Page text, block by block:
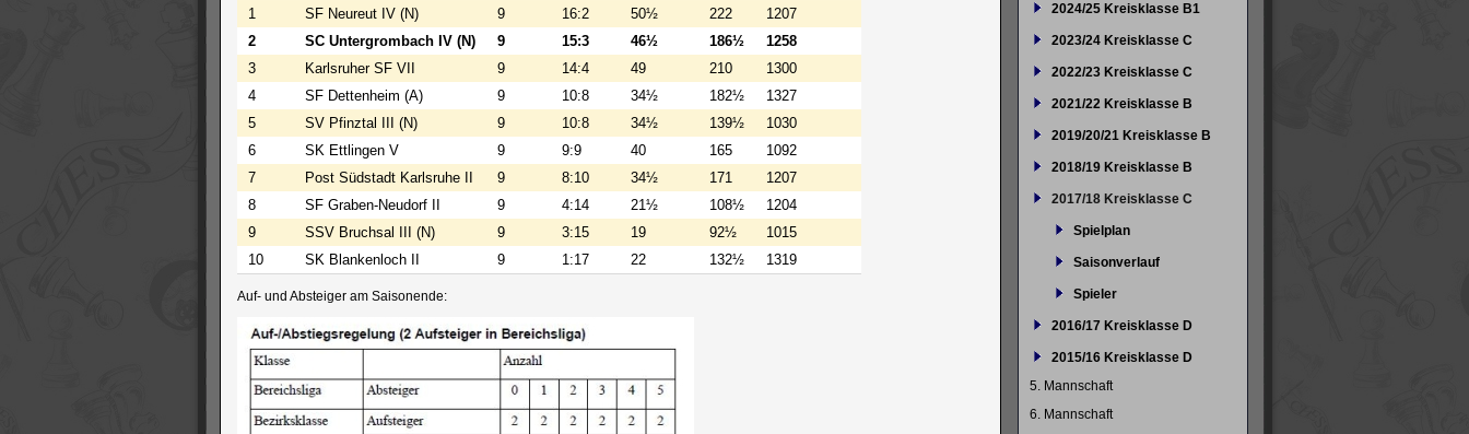
1
SF Neureut IV (N) 9 16:2 50½ 222
1207
2
SC Untergrombach IV (N) 9 15:3 46½ 186½
1258
3
Karlsruher SF VII 9 14:4 49 210
1300
4
SF Dettenheim (A) 9 10:8 34½ 182½
1327
5
SV Pfinztal III (N) 9 10:8 34½ 139½
1030
6
SK Ettlingen V 9 9:9 40 165
1092
7
Post Südstadt Karlsruhe II 9 8:10 34½ 171
1207
8
SF Graben-Neudorf II 9 4:14 21½ 108½
1204
9
SSV Bruchsal III (N) 9 3:15 19 92½
1015
10
SK Blankenloch II 9 1:17 22 132½ 1319
Auf- und Absteiger am Saisonende:
2024/25 Kreisklasse B1
2023/24 Kreisklasse C
2022/23 Kreisklasse C
2021/22 Kreisklasse B
2019/20/21 Kreisklasse B
2018/19 Kreisklasse B
2017/18 Kreisklasse C
Spielplan
Saisonverlauf
Spieler
2016/17 Kreisklasse D
2015/16 Kreisklasse D
5. Mannschaft
6. Mannschaft